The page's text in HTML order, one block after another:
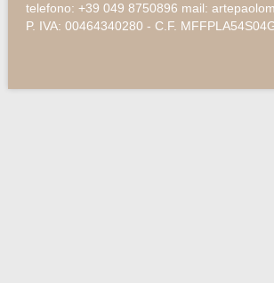
telefono: +39 049 8750896 mail:
P. IVA: 00464340280 - C.F.